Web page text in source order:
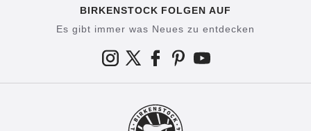
BIRKENSTOCK FOLGEN AUF
Es gibt immer was Neues zu entdecken